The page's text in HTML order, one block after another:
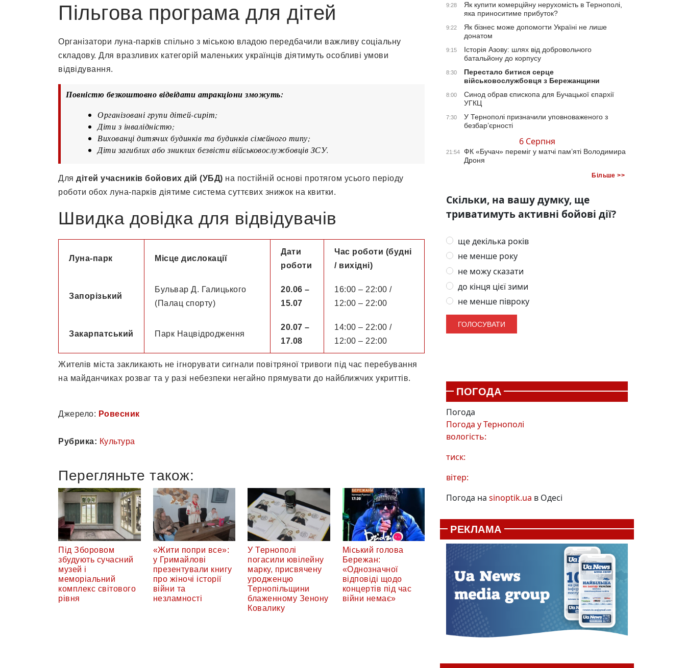
Пільгова програма для дітей
Організатори луна-парків спільно з міською владою передбачили важливу соціальну
складову. Для вразливих категорій маленьких українців діятимуть особливі умови
відвідування.
Повністю безкоштовно відвідати атракціони зможуть:
Організовані групи дітей-сиріт;
Діти з інвалідністю;
Вихованці дитячих будинків та будинків сімейного типу;
Діти загиблих або зниклих безвісти військовослужбовців ЗСУ.
Для дітей учасників бойових дій (УБД) на постійній основі протягом усього періоду
роботи обох луна-парків діятиме система суттєвих знижок на квитки.
Швидка довідка для відвідувачів
Луна-парк Місце дислокації
Дати
роботи
Час роботи (будні
/ вихідні)
Запорізький
Бульвар Д. Галицького
(Палац спорту)
20.06 –
15.07
16:00 – 22:00 /
12:00 – 22:00
Закарпатський Парк Нацвідродження
20.07 –
17.08
14:00 – 22:00 /
12:00 – 22:00
Жителів міста закликають не ігнорувати сигнали повітряної тривоги під час перебування
на майданчиках розваг та у разі небезпеки негайно прямувати до найближчих укриттів.
Джерело: Ровесник
Рубрика: Культура
Перегляньте також:
Під Зборовом
збудують сучасний
музей і
меморіальний
комплекс світового
рівня
«Жити попри все»:
у Гримайлові
презентували книгу
про жіночі історії
війни та
незламності
У Тернополі
погасили ювілейну
марку, присвячену
уродженцю
Тернопільщини
блаженному Зенону
Ковалику
Міський голова
Бережан:
«Однозначної
відповіді щодо
концертів під час
війни немає»
9:28
Як купити комерційну нерухомість в Тернополі,
яка приноситиме прибуток?
9:22
Як бізнес може допомогти Україні не лише
донатом
9:15
Історія Азову: шлях від добровольчого
батальйону до корпусу
8:30
Перестало битися серце
військовослужбовця з Бережанщини
8:00
Синод обрав єпископа для Бучацької єпархії
УГКЦ
7:30
У Тернополі призначили уповноваженого з
безбар’єрності
6 Серпня
21:54
ФК «Бучач» переміг у матчі пам’яті Володимира
Дроня
Більше >>
Скільки, на вашу думку, ще
триватимуть активні бойові дії?
ще декілька років
не менше року
не можу сказати
до кінця цієї зими
не менше півроку
ПОГОДА
Погода
Погода уТернополі
вологість:
тиск:
вітер:
Погода на sinoptik.ua в Одесі
РЕКЛАМА